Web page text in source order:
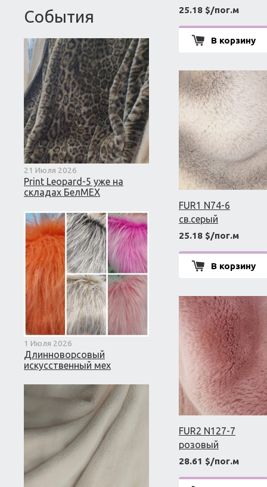
События
21 Июля 2026
Print Leopard-5 уже на
складах БелМЕХ
1 Июля 2026
Длинноворсовый
искусственный мех
25.18 $/пог.м
В корзину
FUR1 N74-6
св.серый
25.18 $/пог.м
В корзину
FUR2 N127-7
розовый
28.61 $/пог.м